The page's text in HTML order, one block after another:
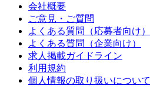
会社概要
ご意見・ご質問
よくある質問（応募者向け）
よくある質問（企業向け）
求人掲載ガイドライン
利用規約
個人情報の取り扱いについて